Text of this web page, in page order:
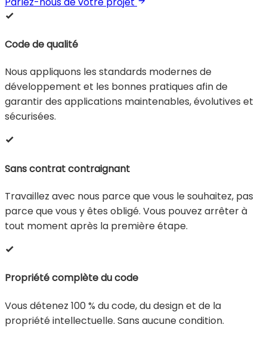
Code de qualité
Nous appliquons les standards modernes de
développement et les bonnes pratiques afin de
garantir des applications maintenables, évolutives et
sécurisées.
Sans contrat contraignant
Travaillez avec nous parce que vous le souhaitez, pas
parce que vous y êtes obligé. Vous pouvez arrêter à
tout moment après la première étape.
Propriété complète du code
Vous détenez 100 % du code, du design et de la
propriété intellectuelle. Sans aucune condition.